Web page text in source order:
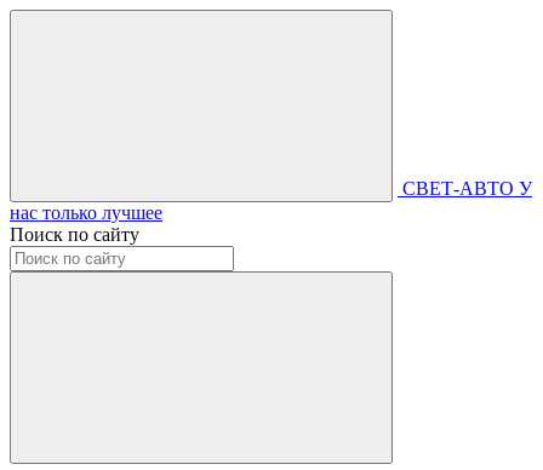
СВЕТ-АВТО У
нас только лучшее
Поиск по сайту